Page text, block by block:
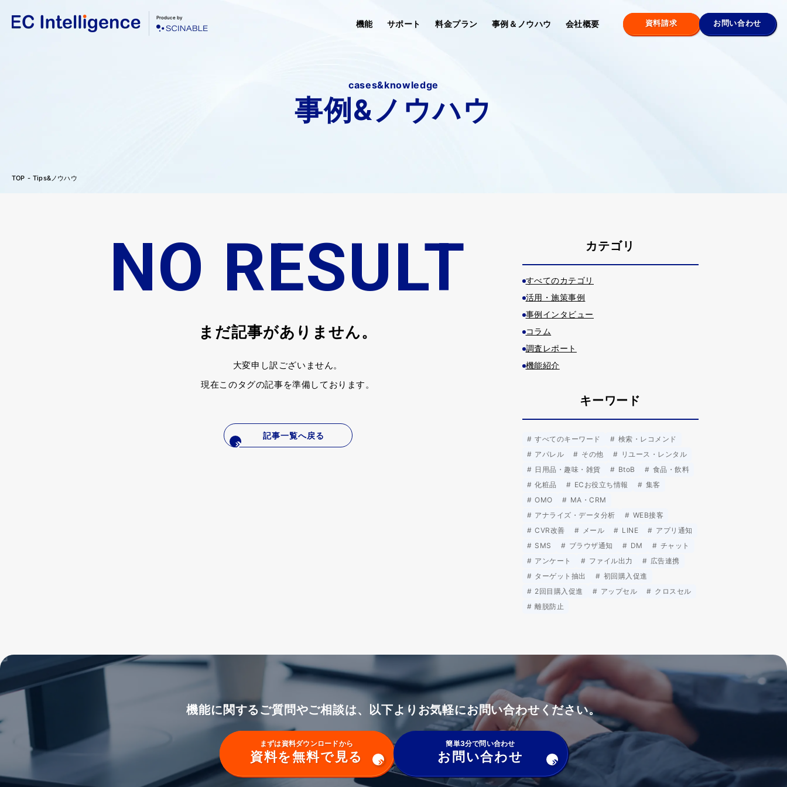
Produce by
機能 サポート 料金プラン 事例＆ノウハウ 会社概要 資料請求 お問い合わせ
cases&knowledge
事例&ノウハウ
TOP Tips&ノウハウ
NO RESULT
まだ記事がありません。
大変申し訳ございません。
現在このタグの記事を準備しております。
記事一覧へ戻る
カテゴリ
すべてのカテゴリ
活用・施策事例
事例インタビュー
コラム
調査レポート
機能紹介
キーワード
すべてのキーワード
検索・レコメンド
アパレル
その他
リユース・レンタル
日用品・趣味・雑貨
BtoB
食品・飲料
化粧品
ECお役立ち情報
集客
OMO
MA・CRM
アナライズ・データ分析
WEB接客
CVR改善
メール LINE
アプリ通知
SMS
ブラウザ通知 DM
チャット
アンケート
ファイル出力
広告連携
ターゲット抽出
初回購入促進
2回目購入促進
アップセル
クロスセル
離脱防止
機能に関するご質問やご相談は、以下よりお気軽にお問い合わせください。
まずは資料ダウンロードから
資料を無料で見る
簡単3分で問い合わせ
お問い合わせ